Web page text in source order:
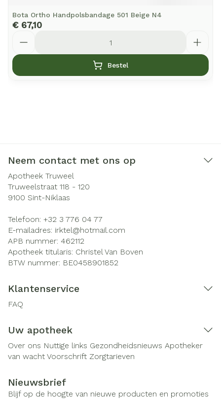
Bota Ortho Handpolsbandage 501 Beige N4
€ 67,10
Bestel
Neem contact met ons op
Apotheek Truweel
Truweelstraat 118 - 120
9100 Sint-Niklaas
Telefoon: +32 3 776 04 77
E-mailadres: irktel@hotmail.com
APB nummer: 462112
Apotheek titularis: Christel Van Boven
BTW nummer: BE0458901852
Klantenservice
FAQ
Uw apotheek
Over ons Nuttige links Gezondheidsnieuws Apotheker
van wacht Voorschrift Zorgtarieven
Nieuwsbrief
Blijf op de hoogte van nieuwe producten en promoties